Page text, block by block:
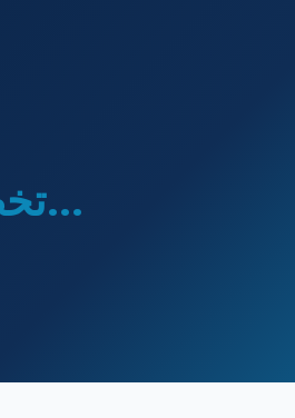
تخصصی «کاربرد هوش مصنوعی در ت...